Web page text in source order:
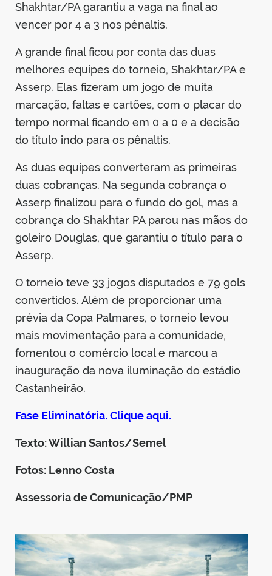
Shakhtar/PA garantiu a vaga na final ao
vencer por 4 a 3 nos pênaltis.
A grande final ficou por conta das duas
melhores equipes do torneio, Shakhtar/PA e
Asserp. Elas fizeram um jogo de muita
marcação, faltas e cartões, com o placar do
tempo normal ficando em 0 a 0 e a decisão
do título indo para os pênaltis.
As duas equipes converteram as primeiras
duas cobranças. Na segunda cobrança o
Asserp finalizou para o fundo do gol, mas a
cobrança do Shakhtar PA parou nas mãos do
goleiro Douglas, que garantiu o título para o
Asserp.
O torneio teve 33 jogos disputados e 79 gols
convertidos. Além de proporcionar uma
prévia da Copa Palmares, o torneio levou
mais movimentação para a comunidade,
fomentou o comércio local e marcou a
inauguração da nova iluminação do estádio
Castanheirão.
Fase Eliminatória. Clique aqui.
Texto: Willian Santos/Semel
Fotos: Lenno Costa
Assessoria de Comunicação/PMP